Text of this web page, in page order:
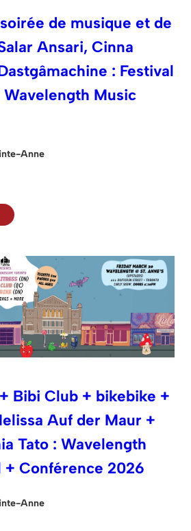
de musique et de
Ansari, Cinna
: Festival
Music
Anne
Bibi Club + bikebike +
Auf der Maur +
Tato : Wavelength
+ Conférence 2026
Anne